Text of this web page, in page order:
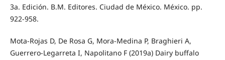
3a. Edición. B.M. Editores. Ciudad de México. México. pp.
922-958.
Mota-Rojas D, De Rosa G, Mora-Medina P, Braghieri A,
Guerrero-Legarreta I, Napolitano F (2019a) Dairy buffalo